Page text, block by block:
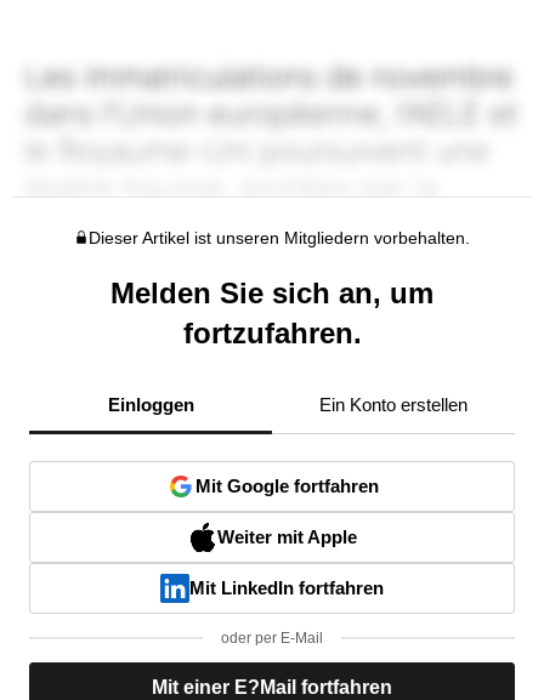
Dieser Artikel ist unseren Mitgliedern vorbehalten.
Melden Sie sich an, um
fortzufahren.
Einloggen Ein Konto erstellen
Mit Google fortfahren
Weiter mit Apple
Mit LinkedIn fortfahren
oder per E-Mail
Mit einer E?Mail fortfahren